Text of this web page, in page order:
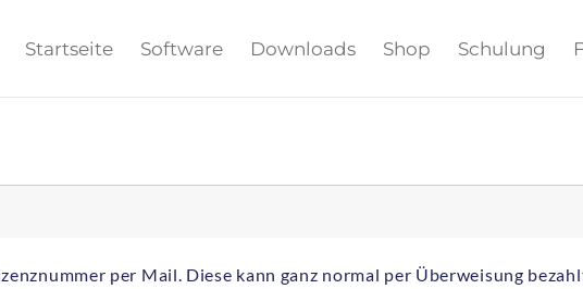
Startseite Software Downloads Shop Schulung
per Mail. Diese kann ganz normal per Überweisung